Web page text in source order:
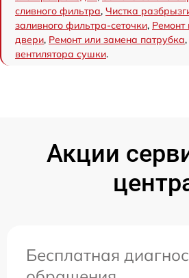
сливного фильтра, Чистка
заливного фильтра-сеточки, Ремонт
двери, Ремонт или замена патрубка,
вентилятора сушки.
Акции
Бесплатная